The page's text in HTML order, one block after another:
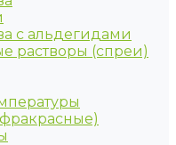
с альдегидами
растворы (спреи)